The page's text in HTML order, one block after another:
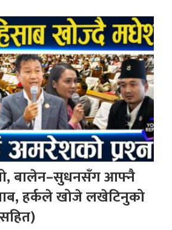
बालेन–सुधनसँग आफ्नै
हर्कले खोजे लखेटिनुको